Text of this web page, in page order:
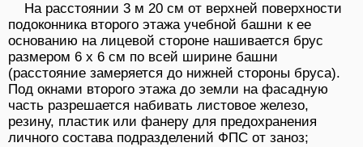
На расстоянии 3 м 20 см от верхней поверхности
подоконника второго этажа учебной башни к ее
основанию на лицевой стороне нашивается брус
размером 6 x 6 см по всей ширине башни
(расстояние замеряется до нижней стороны бруса).
Под окнами второго этажа до земли на фасадную
часть разрешается набивать листовое железо,
резину, пластик или фанеру для предохранения
личного состава подразделений ФПС от заноз;